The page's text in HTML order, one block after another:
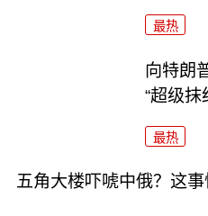
最热
向特朗
“超级抹
最热
五角大楼吓唬中俄？这